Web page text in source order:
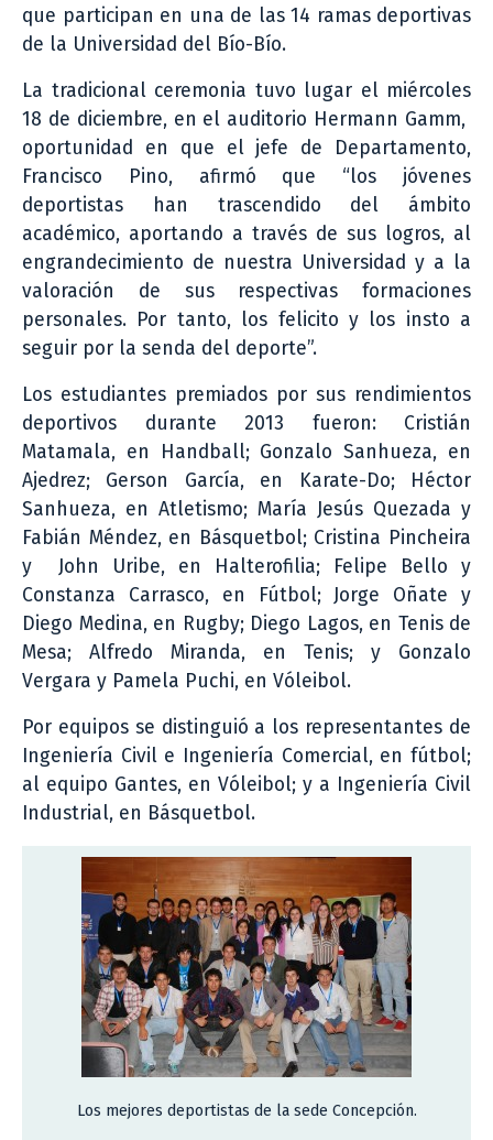
que participan en una de las 14 ramas deportivas
de la Universidad del Bío-Bío.
La tradicional ceremonia tuvo lugar el miércoles
18 de diciembre, en el auditorio Hermann Gamm,
oportunidad en que el jefe de Departamento,
Francisco Pino, afirmó que “los jóvenes
deportistas han trascendido del ámbito
académico, aportando a través de sus logros, al
engrandecimiento de nuestra Universidad y a la
valoración de sus respectivas formaciones
personales. Por tanto, los felicito y los insto a
seguir por la senda del deporte”.
Los estudiantes premiados por sus rendimientos
deportivos durante 2013 fueron: Cristián
Matamala, en Handball; Gonzalo Sanhueza, en
Ajedrez; Gerson García, en Karate-Do; Héctor
Sanhueza, en Atletismo; María Jesús Quezada y
Fabián Méndez, en Básquetbol; Cristina Pincheira
y John Uribe, en Halterofilia; Felipe Bello y
Constanza Carrasco, en Fútbol; Jorge Oñate y
Diego Medina, en Rugby; Diego Lagos, en Tenis de
Mesa; Alfredo Miranda, en Tenis; y Gonzalo
Vergara y Pamela Puchi, en Vóleibol.
Por equipos se distinguió a los representantes de
Ingeniería Civil e Ingeniería Comercial, en fútbol;
al equipo Gantes, en Vóleibol; y a Ingeniería Civil
Industrial, en Básquetbol.
Los mejores deportistas de la sede Concepción.